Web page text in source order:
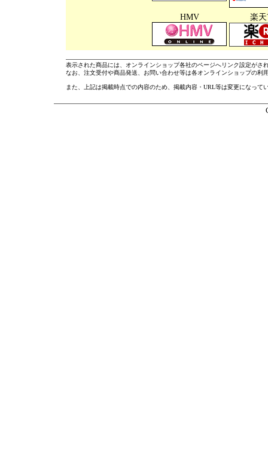
HMV 楽
表示された商品には、オンラインショップ各社のページへリンク設定がさ
なお、注文受付や商品発送、お問い合わせ等は各オンラインショップの利
また、上記は掲載時点での内容のため、掲載内容・URL等は変更になって